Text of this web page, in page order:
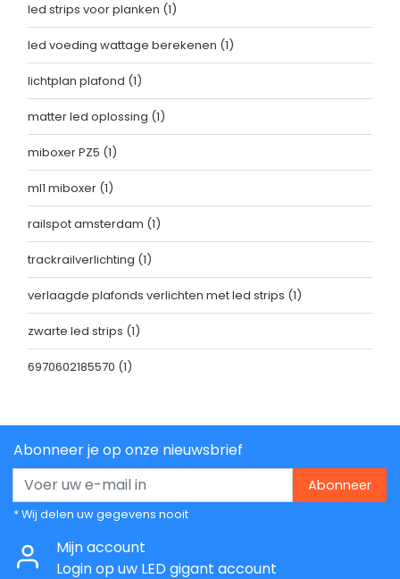
led strips voor planken (1)
led voeding wattage berekenen (1)
lichtplan plafond (1)
matter led oplossing (1)
miboxer PZ5 (1)
ml1 miboxer (1)
railspot amsterdam (1)
trackrailverlichting (1)
verlaagde plafonds verlichten met led strips (1)
zwarte led strips (1)
6970602185570 (1)
Abonneer je op onze nieuwsbrief
Abonneer
* Wij delen uw gegevens nooit
Mijn account
Login op uw LED gigant account